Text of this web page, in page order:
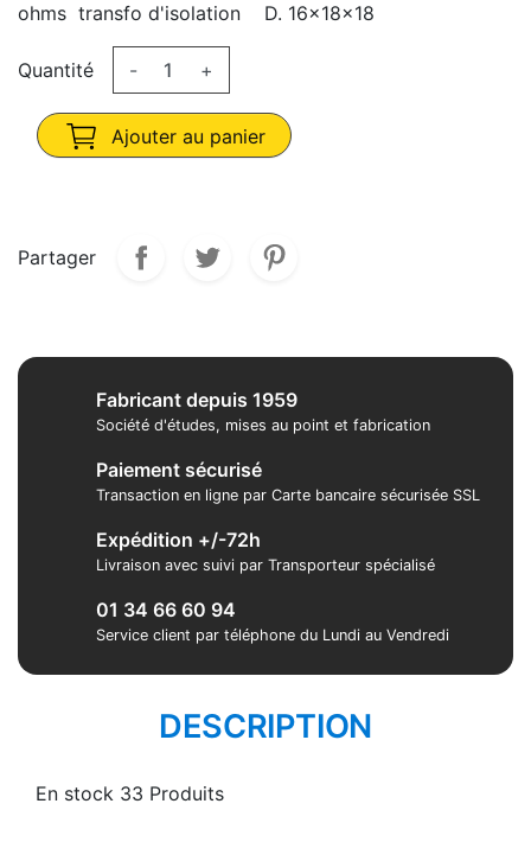
ohms transfo d'isolation D. 16x18x18
Quantité - +
Ajouter au panier
Partager
Fabricant depuis 1959
Société d'études, mises au point et fabrication
Paiement sécurisé
Transaction en ligne par Carte bancaire sécurisée SSL
Expédition +/-72h
Livraison avec suivi par Transporteur spécialisé
01 34 66 60 94
Service client par téléphone du Lundi au Vendredi
DESCRIPTION
En stock 33 Produits